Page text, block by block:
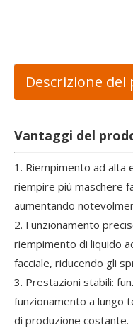
Descrizione
Vantaggi del
1. Riempimento ad alta
riempire più maschere
aumentando
2. Funzionamento
riempimento di liquido
facciale, riducendo gli
3. Prestazioni stabili:
funzionamento a lungo
di produzione costante.